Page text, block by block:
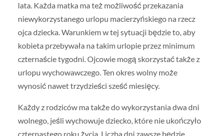
lata. Każda matka ma też możliwość przekazania
niewykorzystanego urlopu macierzyńskiego na rzecz
ojca dziecka. Warunkiem w tej sytuacji będzie to, aby
kobieta przebywała na takim urlopie przez minimum
czternaście tygodni. Ojcowie mogą skorzystać także z
urlopu wychowawczego. Ten okres wolny może
wynosić nawet trzydzieści sześć miesięcy.
Każdy z rodziców ma także do wykorzystania dwa dni
wolnego, jeśli wychowuje dziecko, które nie ukończyło
czternastego roku życia. Liczba dni zawsze będzie